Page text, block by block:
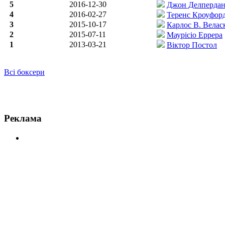
5
2016-12-30
Джон
4
2016-02-27
Теренс
3
2015-10-17
Карлос В.
2
2015-07-11
Маурісіо Еррера
1
2013-03-21 Віктор Постол
Всі боксери
Реклама